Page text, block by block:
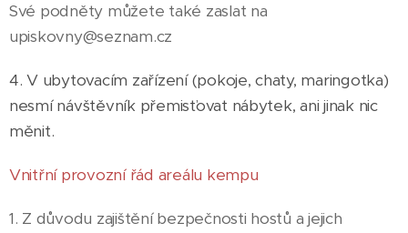
Své podněty můžete také zaslat na
upiskovny@seznam.cz
4. V ubytovacím zařízení (pokoje, chaty, maringotka)
nesmí návštěvník přemisťovat nábytek, ani jinak nic
měnit.
Vnitřní provozní řád areálu kempu
1. Z důvodu zajištění bezpečnosti hostů a jejich